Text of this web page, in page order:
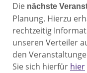
Die nächste
Planung. Hierzu
rechtzeitig
unseren Verteiler
den
Sie sich hierfür hier